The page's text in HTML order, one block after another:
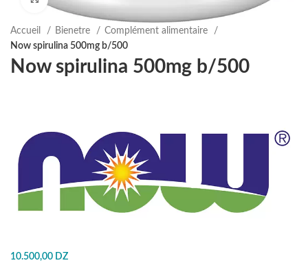
Accueil Bienetre
Complément alimentaire
Now spirulina 500mg b/500
Now spirulina 500mg b/500
10.500,00 DZ